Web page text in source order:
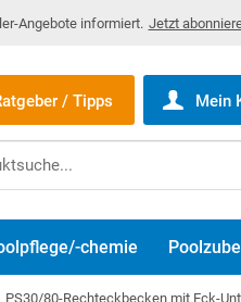
Angebote informiert. Jetzt
/ Tipps Mein
chemie
PS30/80-Rechteckbecken mit Eck-